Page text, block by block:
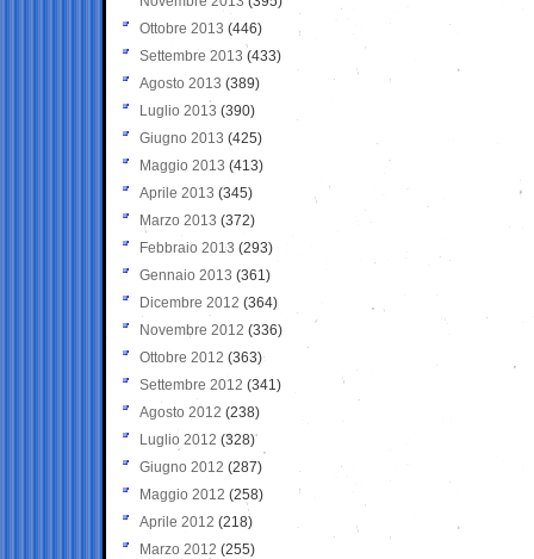
Ottobre 2013 (446)
Settembre 2013 (433)
Agosto 2013 (389)
Luglio 2013 (390)
Giugno 2013 (425)
Maggio 2013 (413)
Aprile 2013 (345)
Marzo 2013 (372)
Febbraio 2013 (293)
Gennaio 2013 (361)
Dicembre 2012 (364)
Novembre 2012 (336)
Ottobre 2012 (363)
Settembre 2012 (341)
Agosto 2012 (238)
Luglio 2012 (328)
Giugno 2012 (287)
Maggio 2012 (258)
Aprile 2012 (218)
Marzo 2012 (255)